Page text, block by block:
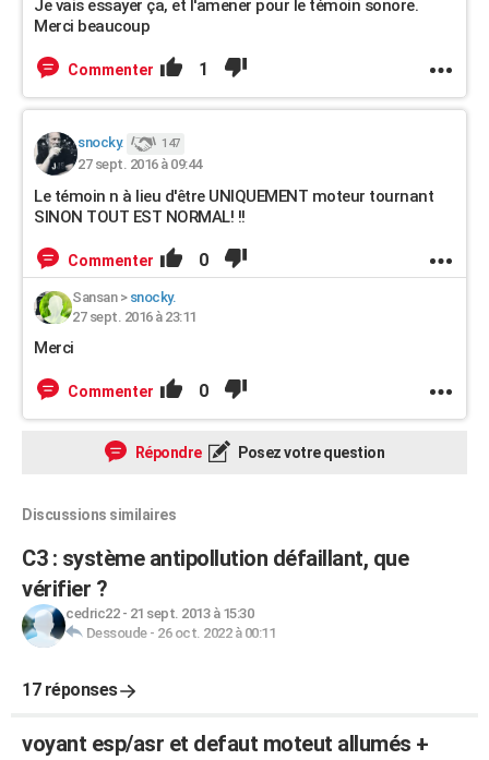
Je vais essayer ça, et l'amener pour le témoin sonore.
Merci beaucoup
Commenter 1
snocky. 147
27 sept. 2016 à 09:44
Le témoin n à lieu d'être UNIQUEMENT moteur tournant
SINON TOUT EST NORMAL! !!
Commenter 0
Sansan> snocky.
27 sept. 2016 à 23:11
Merci
Commenter 0
Répondre Posez votre question
Discussions similaires
C3 : système antipollution défaillant, que
vérifier ?
cedric22- 21 sept. 2013 à 15:30
Dessoude- 26 oct. 2022 à 00:11
17 réponses
voyant esp/asr et defaut moteut allumés +